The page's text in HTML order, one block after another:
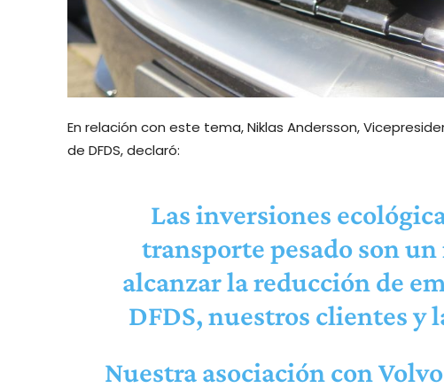
En relación con este tema, Niklas Andersson,
de DFDS, declaró:
Las inversiones
transporte pesado son
alcanzar la reducción de
DFDS, nuestros clientes y
Nuestra asociación con